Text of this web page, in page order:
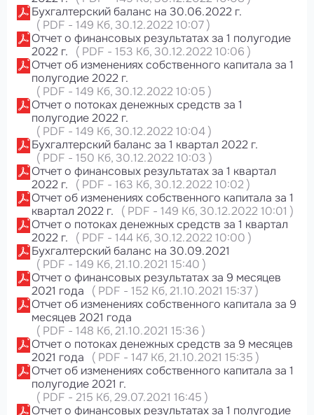
Бухгалтерский баланс на 30.06.2022 г.
( PDF - 149 Кб, 30.12.2022 10:07)
Отчет о финансовых результатах за 1 полугодие
2022 г.
( PDF - 153 Кб, 30.12.2022 10:06 )
Отчет об изменениях собственного капитала за 1
полугодие 2022 г.
( PDF - 149 Кб, 30.12.2022 10:05 )
Отчет о потоках денежных средств за 1
полугодие 2022 г.
( PDF - 149 Кб, 30.12.2022 10:04)
Бухгалтерский баланс за 1 квартал 2022 г.
( PDF - 150 Кб, 30.12.2022 10:03 )
Отчет о финансовых результатах за 1 квартал
2022 г.
( PDF - 163 Кб, 30.12.2022 10:02 )
Отчет об изменениях собственного капитала за 1
квартал 2022 г.
( PDF - 149 Кб, 30.12.2022 10:01 )
Отчет о потоках денежных средств за 1 квартал
2022 г.
( PDF - 144 Кб, 30.12.2022 10:00 )
Бухгалтерский баланс на 30.09.2021
( PDF - 149 Кб, 21.10.2021 15:40 )
Отчет о финансовых результатах за 9 месяцев
2021 года
( PDF - 152 Кб, 21.10.2021 15:37)
Отчет об изменениях собственного капитала за 9
месяцев 2021 года
( PDF - 148 Кб, 21.10.2021 15:36 )
Отчет о потоках денежных средств за 9 месяцев
2021 года
( PDF - 147 Кб, 21.10.2021 15:35 )
Отчет об изменениях собственного капитала за 1
полугодие 2021 г.
( PDF - 215 Кб, 29.07.2021 16:45 )
Отчет о финансовых результатах за 1 полугодие